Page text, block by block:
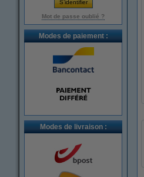
Mot de passe oublié ?
Modes de paiement :
Modes de livraison :